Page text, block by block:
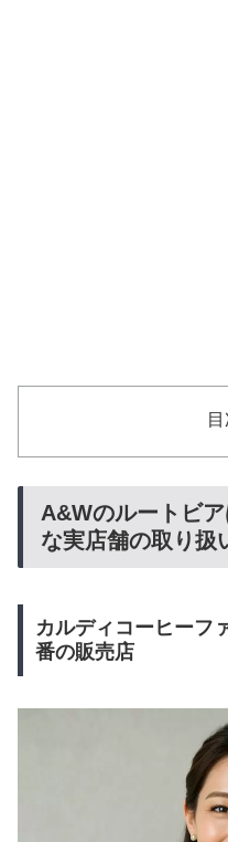
A&Wのルートビ
な実店舗の取り扱
カルディコーヒーフ
番の販売店